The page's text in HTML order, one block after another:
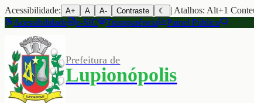
Acessibilidade: A+ A A- Contraste ☾
| Atalhos: Alt+1
Acessibilidade
e-SIC Transparência Painel Público
Prefeitura de
Lupionópolis